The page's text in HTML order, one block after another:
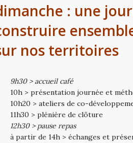
: une
nos territoires
9h30 > accueil café
10h > présentation journée et
10h20 > ateliers de co-
11h30 > plénière de clôture
12h30 > pause repas
à partir de 14h > échanges et